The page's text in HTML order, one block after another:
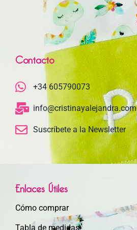
Contacto
+34 605790073
info@cristinayalejandra.com
Suscríbete a la Newsletter
Enlaces Útiles
Cómo comprar
Tabla de medidas